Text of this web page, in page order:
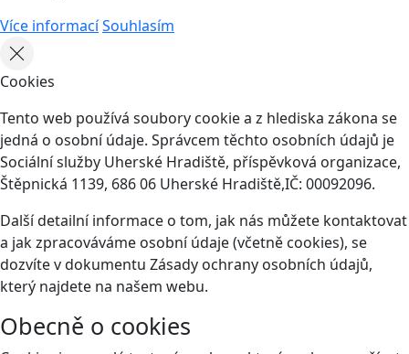
Více informacíSouhlasím
Cookies
Tento web používá soubory cookie a z hlediska zákona se
jedná o osobní údaje. Správcem těchto osobních údajů je
Sociální služby Uherské Hradiště, příspěvková organizace,
Štěpnická 1139, 686 06 Uherské Hradiště,IČ: 00092096.
Další detailní informace o tom, jak nás můžete kontaktovat
a jak zpracováváme osobní údaje (včetně cookies), se
dozvíte v dokumentu Zásady ochrany osobních údajů,
který najdete na našem webu.
Obecně o cookies